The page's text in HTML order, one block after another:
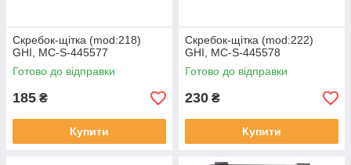
Скребок-щітка (mod:218)
GHI, MC-S-445577
Готово до відправки
185 ₴
Купити
Скребок-щітка (mod:222)
GHI, MC-S-445578
Готово до відправки
230 ₴
Купити